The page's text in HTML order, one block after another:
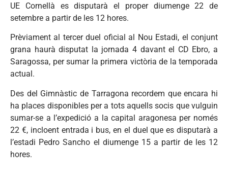
UE Cornellà es disputarà el proper diumenge 22 de
setembre a partir de les 12 hores.
Prèviament al tercer duel oficial al Nou Estadi, el conjunt
grana haurà disputat la jornada 4 davant el CD Ebro, a
Saragossa, per sumar la primera victòria de la temporada
actual.
Des del Gimnàstic de Tarragona recordem que encara hi
ha places disponibles per a tots aquells socis que vulguin
sumar-se a l’expedició a la capital aragonesa per només
22 €, incloent entrada i bus, en el duel que es disputarà a
l’estadi Pedro Sancho el diumenge 15 a partir de les 12
hores.